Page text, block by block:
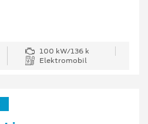
100 kW/136 k
Elektromobil